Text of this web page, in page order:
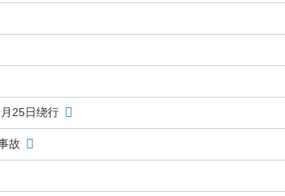
25日绕行
故